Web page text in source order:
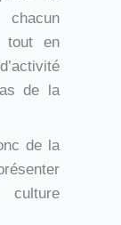
chacun
tout en
de la
de la